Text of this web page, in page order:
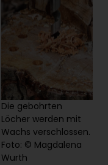
Die gebohrten
Löcher werden mit
Wachs verschlossen.
Foto: © Magdalena
Wurth